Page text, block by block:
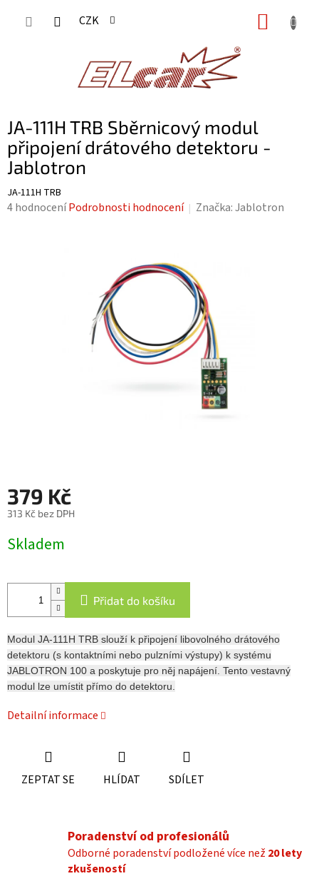
CZK
JA-111H TRB Sběrnicový modul
připojení drátového detektoru -
Jablotron
JA-111H TRB
Průměrné
4 hodnoceníPodrobnosti hodnocení Značka:Jablotron
379 Kč
313 Kč bez DPH
cena:
Skladem
Přidat do košíku
Modul JA-111H TRB slouží k připojení libovolného drátového
detektoru (s kontaktními nebo pulzními výstupy) k systému
JABLOTRON 100 a poskytuje pro něj napájení. Tento vestavný
modul lze umístit přímo do detektoru.
Detailní informace
ZEPTAT SE HLÍDAT SDÍLET
Poradenství od profesionálů
Odborné poradenství podložené více než 20 lety
zkušeností